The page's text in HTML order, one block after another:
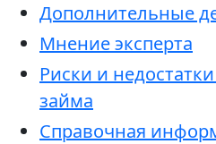
Дополнительные
Мнение эксперта
Риски и
займа
Справочная